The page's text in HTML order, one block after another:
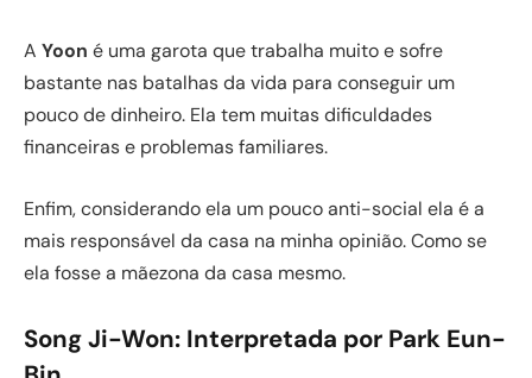
A Yoon é uma garota que trabalha muito e sofre
bastante nas batalhas da vida para conseguir um
pouco de dinheiro. Ela tem muitas dificuldades
financeiras e problemas familiares.
Enfim, considerando ela um pouco anti-social ela é a
mais responsável da casa na minha opinião. Como se
ela fosse a mãezona da casa mesmo.
Song Ji-Won: Interpretada por Park Eun-